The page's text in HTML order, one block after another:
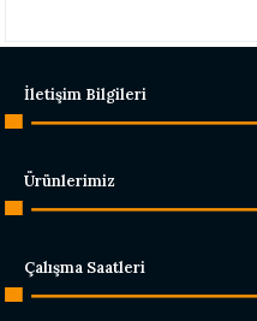
İletişim Bilgileri
Ürünlerimiz
Çalışma Saatleri